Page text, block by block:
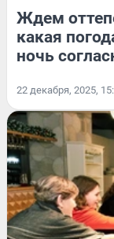
Ждем
какая
ночь
22 декабря, 2025,